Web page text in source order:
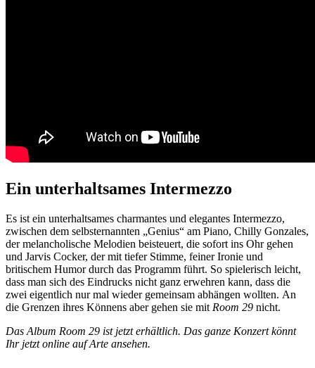
Ein unterhaltsames Intermezzo
Es ist ein unterhaltsames charmantes und elegantes Intermezzo,
zwischen dem selbsternannten „Genius“ am Piano, Chilly Gonzales,
der melancholische Melodien beisteuert, die sofort ins Ohr gehen
und Jarvis Cocker, der mit tiefer Stimme, feiner Ironie und
britischem Humor durch das Programm führt. So spielerisch leicht,
dass man sich des Eindrucks nicht ganz erwehren kann, dass die
zwei eigentlich nur mal wieder gemeinsam abhängen wollten. An
die Grenzen ihres Könnens aber gehen sie mit Room 29 nicht.
Das Album Room 29 ist jetzt erhältlich. Das ganze Konzert könnt
Ihr jetzt online auf Arte ansehen.